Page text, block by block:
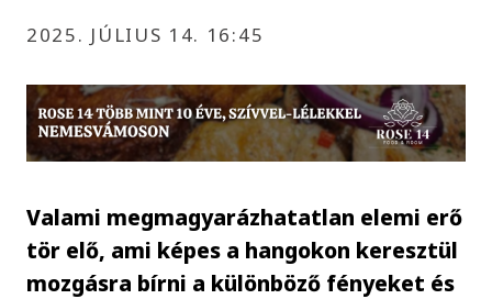
2025. JÚLIUS 14. 16:45
Valami megmagyarázhatatlan elemi erő
tör elő, ami képes a hangokon keresztül
mozgásra bírni a különböző fényeket és